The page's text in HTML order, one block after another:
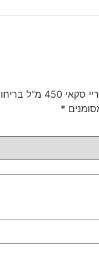
שונים”
*